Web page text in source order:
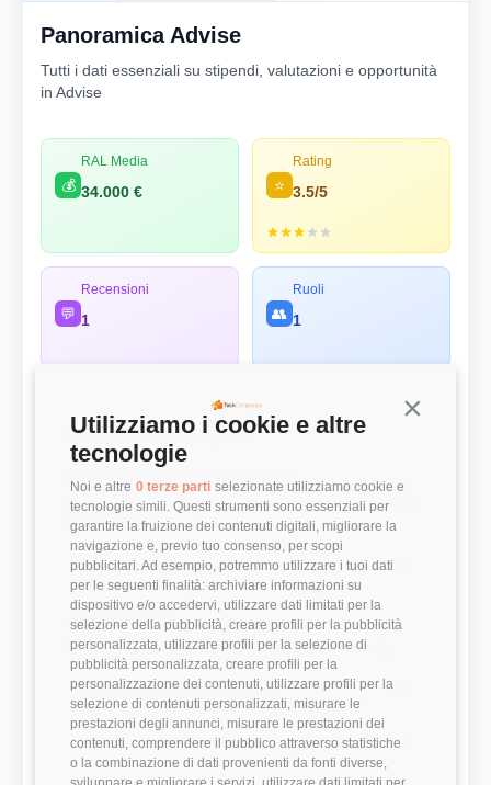
Continua
Utilizziamo i cookie e altre
tecnologie
Noi e altre 0 terze parti selezionate utilizziamo cookie e
tecnologie simili. Questi strumenti sono essenziali per
garantire la fruizione dei contenuti digitali, migliorare la
navigazione e, previo tuo consenso, per scopi
pubblicitari. Ad esempio, potremmo utilizzare i tuoi dati
per le seguenti finalità: archiviare informazioni su
dispositivo e/o accedervi, utilizzare dati limitati per la
selezione della pubblicità, creare profili per la pubblicità
personalizzata, utilizzare profili per la selezione di
pubblicità personalizzata, creare profili per la
personalizzazione dei contenuti, utilizzare profili per la
selezione di contenuti personalizzati, misurare le
prestazioni degli annunci, misurare le prestazioni dei
contenuti, comprendere il pubblico attraverso statistiche
o la combinazione di dati provenienti da fonti diverse,
Panoramica Advise
Tutti i dati essenziali su stipendi, valutazioni e opportunità
in Advise
💰
RAL Media
34.000 € ⭐
Rating
3.5/5
💬
Recensioni
1 👥
Ruoli
1
Panoramica Rapida
💰 Top 3 Ruoli per Stipendio
Retribuzioni annuali lorde (RAL) medie per le posizioni più
remunerate
Developer 34.000 €
⭐ Valutazioni
Punteggi medi basati sulle recensioni della community
Modernità Stack Tecnologico 3/5
Bilanciamento Vita-Lavoro 4/5